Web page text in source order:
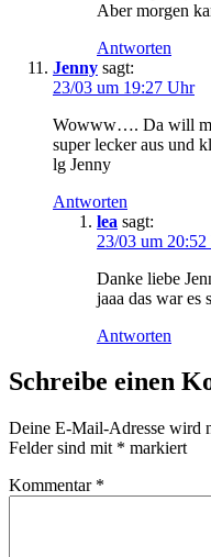
Aber morgen
Antworten
Jenny sagt:
23/03 um 19:27 Uhr
Wowww…. Da will
super lecker aus und
lg Jenny
Antworten
lea sagt:
23/03 um
Danke liebe
jaaa das war es
Antworten
Schreibe einen
Deine E-Mail-Adresse wird
Felder sind mit * markiert
Kommentar *